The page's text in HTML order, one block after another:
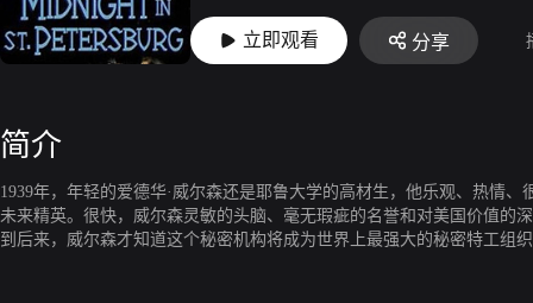
立即观看 分享
简介
1939年，年轻的爱德华·威尔森还是耶鲁大学的高材生，他乐观、热情
未来精英。很快，威尔森灵敏的头脑、毫无瑕疵的名誉和对美国价值的
到后来，威尔森才知道这个秘密机构将成为世界上最强大的秘密特工组